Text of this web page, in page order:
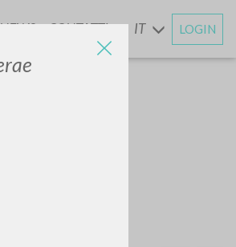
CONTATTI IT LOGIN